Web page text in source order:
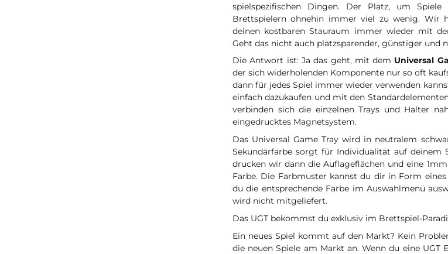
spielspezifischen Dingen. Der Platz, um
Brettspielern ohnehin immer viel zu wenig. Wir
deinen kostbaren Stauraum immer wieder mit
Geht das nicht auch platzsparender, günstiger und
Die Antwort ist: Ja das geht, mit dem Universal
der sich widerholenden Komponente nur so oft
dann für jedes Spiel immer wieder verwenden
einfach dazukaufen und mit den
verbinden sich die einzelnen Trays und Halter
eingedrucktes Magnetsystem.
Das Universal Game Tray wird in neutralem
Sekundärfarbe sorgt für Individualität auf deinem
drucken wir dann die Auflageflächen und eine
Farbe. Die Farbmuster kannst du dir in Form eines
du die entsprechende Farbe im Auswahlmenü
wird nicht mitgeliefert.
Das UGT bekommst du exklusiv im Brettspiel-
Ein neues Spiel kommt auf den Markt? Kein
die neuen Spiele am Markt an. Wenn du eine